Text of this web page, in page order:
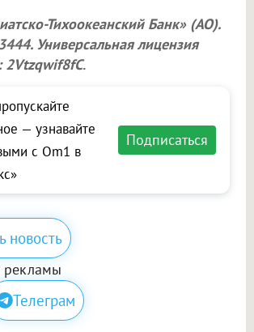
Тихоокеанский Банк» (АО).
Универсальная лицензия
.
— узнавайте
с Om1 в
Подписаться
новость
рекламы
Телеграм